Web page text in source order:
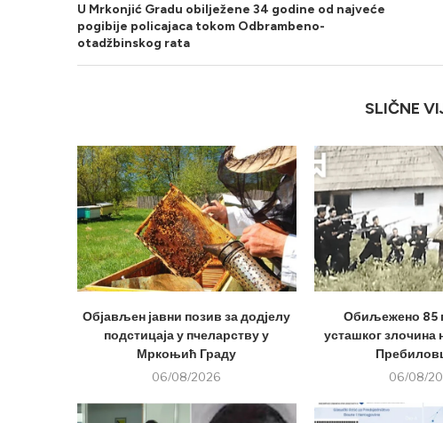
U Mrkonjić Gradu obilježene 34 godine od najveće
pogibije policajaca tokom Odbrambeno-
otadžbinskog rata
SLIČNE
Објављен јавни позив за додјелу
подстицаја у пчеларству у
Мркоњић Граду
06/08/2026
Обиљежено 85
усташког злочина
06/08/